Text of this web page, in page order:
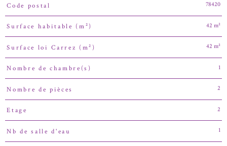
Caractéristiques Valeurs
Code postal 78420
Surface habitable (m²) 42 m²
Surface loi Carrez (m²) 42 m²
Nombre de chambre(s) 1
Nombre de pièces 2
Etage 2
Nb de salle d'eau 1